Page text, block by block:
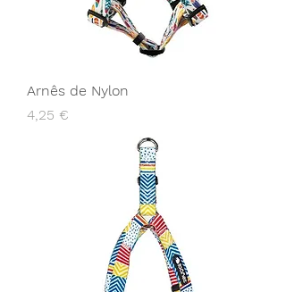
Arnês de Nylon
Preço
4,25 €